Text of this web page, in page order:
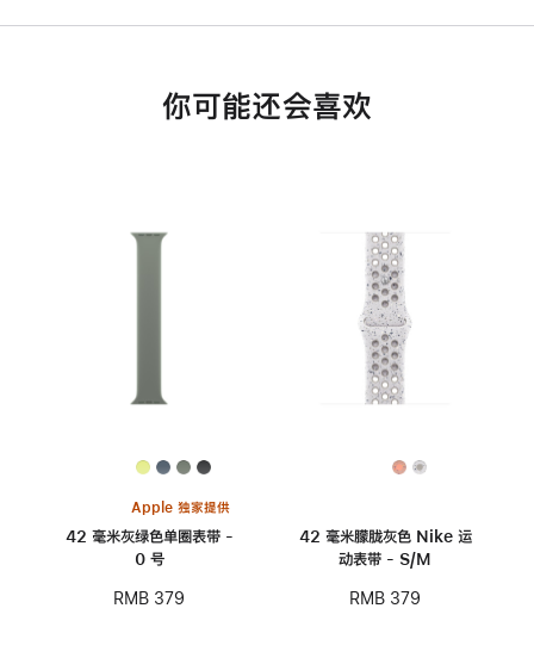
你可能还会喜欢
Apple 独家提供
42 毫米灰绿色单圈表带 -
0 号
RMB 379
42 毫米朦胧灰色 Nike 运
动表带 - S/M
RMB 379